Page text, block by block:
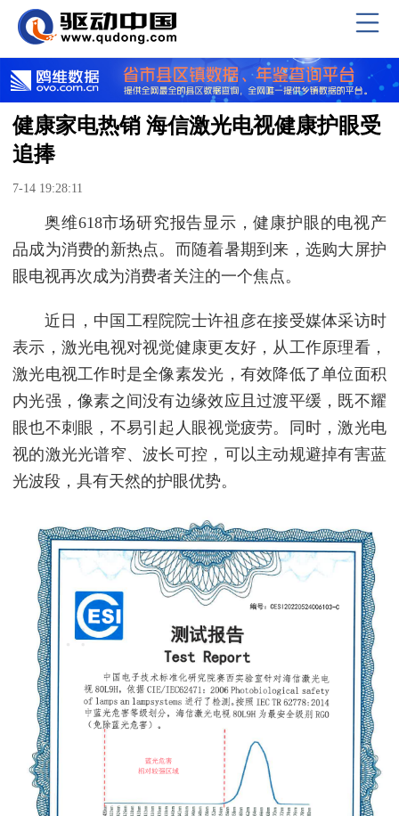
健康家电热销 海信激光电视健康护眼受
追捧
7-14 19:28:11
奥维618市场研究报告显示，健康护眼的电视产
品成为消费的新热点。而随着暑期到来，选购大屏护
眼电视再次成为消费者关注的一个焦点。
近日，中国工程院院士许祖彦在接受媒体采访时
表示，激光电视对视觉健康更友好，从工作原理看，
激光电视工作时是全像素发光，有效降低了单位面积
内光强，像素之间没有边缘效应且过渡平缓，既不耀
眼也不刺眼，不易引起人眼视觉疲劳。同时，激光电
视的激光光谱窄、波长可控，可以主动规避掉有害蓝
光波段，具有天然的护眼优势。